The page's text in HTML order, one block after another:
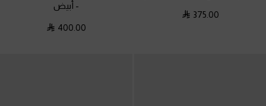
375.00
- أبيض
400.00